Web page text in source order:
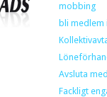
mobbing
bli medlem
Avsluta
Fackligt